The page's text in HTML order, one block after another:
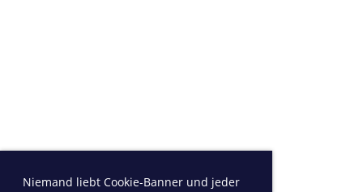
Niemand liebt Cookie-Banner und jeder